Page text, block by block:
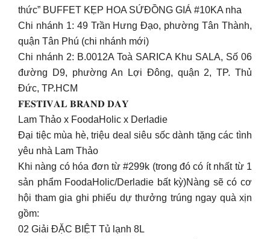
thức” BUFFET KẸP HOA SỨĐỒNG GIÁ #10KA nha
Chi nhánh 1: 49 Trần Hưng Đạo, phường Tân Thành,
quận Tân Phú (chi nhánh mới)
Chi nhánh 2: B.0012A Toà SARICA Khu SALA, Số 06
đường D9, phường An Lợi Đông, quận 2, TP. Thủ
Đức, TP.HCM
𝐅𝐄𝐒𝐓𝐈𝐕𝐀𝐋 𝐁𝐑𝐀𝐍𝐃 𝐃𝐀𝐘
Lam Thảo x FoodaHolic x Derladie
Đại tiệc mùa hè, triệu deal siêu sốc dành tặng các tình
yêu nhà Lam Thảo
Khi nàng có hóa đơn từ #299k (trong đó có ít nhất từ 1
sản phẩm FoodaHolic/Derladie bất kỳ)Nàng sẽ có cơ
hội tham gia ghi phiếu dự thưởng trúng ngay quà xịn
gồm:
02 Giải ĐẶC BIỆT Tủ lạnh 8L